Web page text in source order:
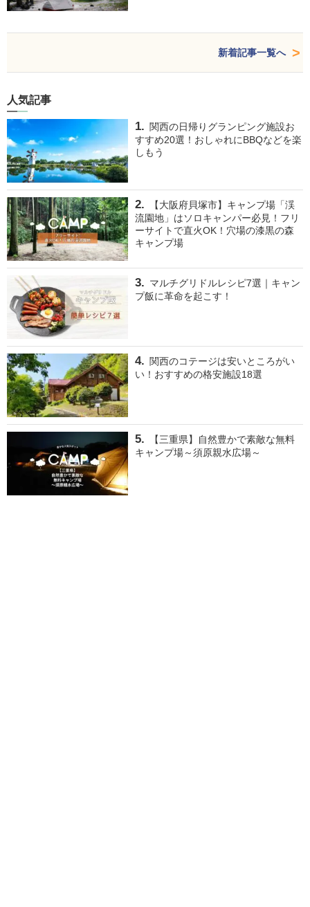
新着記事一覧へ
人気記事
関西の日帰りグランピング施設お
すすめ20選！おしゃれにBBQなどを楽
しもう
【大阪府貝塚市】キャンプ場「渓
流園地」はソロキャンパー必見！フリ
ーサイトで直火OK！穴場の漆黒の森
キャンプ場
マルチグリドルレシピ7選｜キャン
プ飯に革命を起こす！
関西のコテージは安いところがい
い！おすすめの格安施設18選
【三重県】自然豊かで素敵な無料
キャンプ場～須原親水広場～